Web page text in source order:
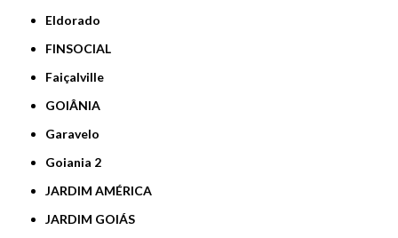
Eldorado
FINSOCIAL
Faiçalville
GOIÂNIA
Garavelo
Goiania 2
JARDIM AMÉRICA
JARDIM GOIÁS